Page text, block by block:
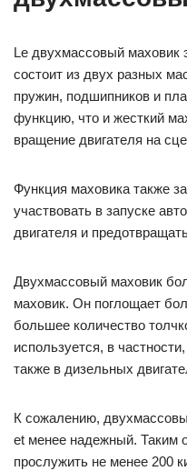
Le двухмассовый маховик
состоит из двух разных
пружин, подшипников и
функцию, что и жесткий
вращение двигателя на
Функция маховика также
участвовать в запуске
двигателя и
Двухмассовый маховик
маховик. Он поглощает
большее количество
используется, в
также в дизельных
К сожалению,
et менее надежный. Таким
прослужить не менее 200